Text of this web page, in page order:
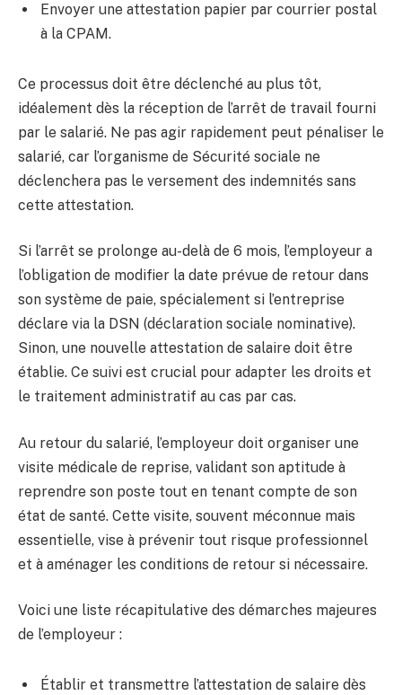
Envoyer une attestation papier par courrier postal
à la CPAM.
Ce processus doit être déclenché au plus tôt,
idéalement dès la réception de l’arrêt de travail fourni
par le salarié. Ne pas agir rapidement peut pénaliser le
salarié, car l’organisme de Sécurité sociale ne
déclenchera pas le versement des indemnités sans
cette attestation.
Si l’arrêt se prolonge au-delà de 6 mois, l’employeur a
l’obligation de modifier la date prévue de retour dans
son système de paie, spécialement si l’entreprise
déclare via la DSN (déclaration sociale nominative).
Sinon, une nouvelle attestation de salaire doit être
établie. Ce suivi est crucial pour adapter les droits et
le traitement administratif au cas par cas.
Au retour du salarié, l’employeur doit organiser une
visite médicale de reprise, validant son aptitude à
reprendre son poste tout en tenant compte de son
état de santé. Cette visite, souvent méconnue mais
essentielle, vise à prévenir tout risque professionnel
et à aménager les conditions de retour si nécessaire.
Voici une liste récapitulative des démarches majeures
de l’employeur :
Établir et transmettre l’attestation de salaire dès